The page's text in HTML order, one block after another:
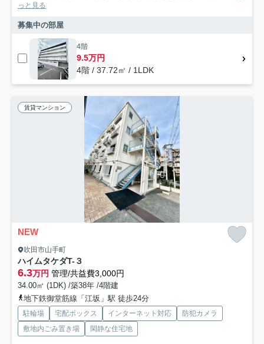
っと見る
募集中の部屋
4階
9.5万円
4階 / 37.72㎡ / 1LDK
賃貸マンション
NEW
吹田市山手町
ハイムタケダT-３
6.3万円 管理/共益費3,000円
34.00㎡ (1DK) /築38年 /4階建
地下鉄御堂筋線「江坂」駅 徒歩24分
駐輪場 宅配ボックス インターネット対応
防犯カメラ
敷地内ごみ置き場
閑静な住宅地